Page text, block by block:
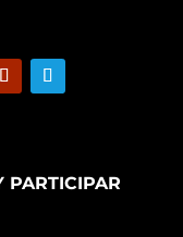
PARTICIPAR